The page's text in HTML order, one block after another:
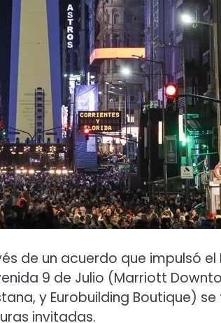
de un acuerdo que impulsó el
9 de Julio (Marriott
y Eurobuilding Boutique)
invitadas.